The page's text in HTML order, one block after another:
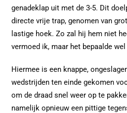
genadeklap uit met de 3-5. Dit
directe vrije trap, genomen van
lastige hoek. Zo zal hij hem niet
vermoed ik, maar het bepaalde
Hiermee is een knappe,
wedstrijden ten einde gekomen
om de draad snel weer op te
namelijk opnieuw een pittige